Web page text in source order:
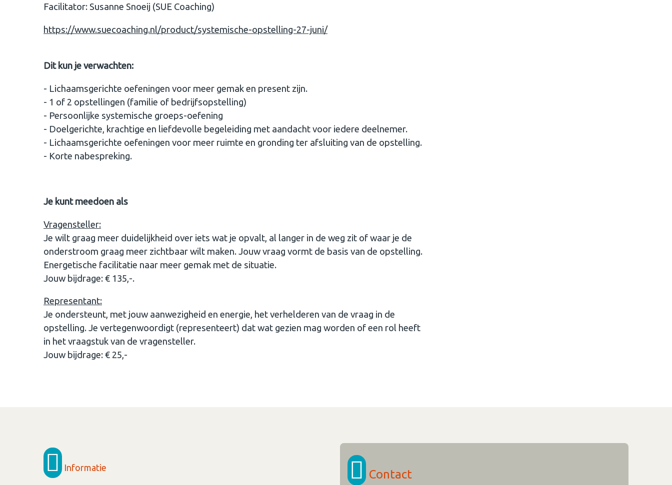
Facilitator: Susanne Snoeij (SUE Coaching)
https://www.suecoaching.nl/product/systemische-opstelling-27-juni/
Dit kun je verwachten:
- Lichaamsgerichte oefeningen voor meer gemak en present zijn.
- 1 of 2 opstellingen (familie of bedrijfsopstelling)
- Persoonlijke systemische groeps-oefening
- Doelgerichte, krachtige en liefdevolle begeleiding met aandacht voor iedere deelnemer.
- Lichaamsgerichte oefeningen voor meer ruimte en gronding ter afsluiting van de opstelling.
- Korte nabespreking.
Je kunt meedoen als
Vragensteller:
Je wilt graag meer duidelijkheid over iets wat je opvalt, al langer in de weg zit of waar je de
onderstroom graag meer zichtbaar wilt maken. Jouw vraag vormt de basis van de opstelling.
Energetische facilitatie naar meer gemak met de situatie.
Jouw bijdrage: € 135,-.
Representant:
Je ondersteunt, met jouw aanwezigheid en energie, het verhelderen van de vraag in de
opstelling. Je vertegenwoordigt (representeert) dat wat gezien mag worden of een rol heeft
in het vraagstuk van de vragensteller.
Jouw bijdrage: € 25,-
Informatie Contact